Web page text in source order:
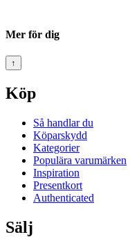
Mer för dig
↑
Köp
Så handlar du
Köparskydd
Kategorier
Populära varumärken
Inspiration
Presentkort
Authenticated
Sälj